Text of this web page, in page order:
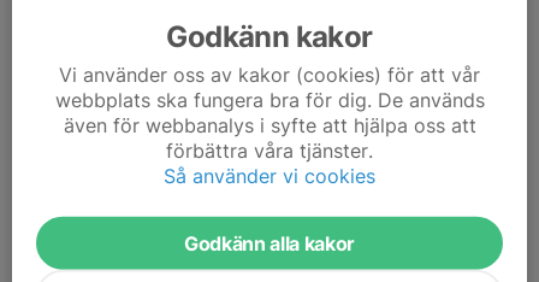
Fotbollsskola i Trehörningsjö!
När? Vecka 28. 6-8/7
Vart? Trehörningsjö, Kerstins udde IP
Ålder? 2020-2014
Mer information kommer om anmälan och datum.
Läs mer
Godkänn kakor
Vi använder oss av kakor (cookies) för att vår
webbplats ska fungera bra för dig. De används
även för webbanalys i syfte att hjälpa oss att
förbättra våra tjänster.
Så använder vi cookies
Godkänn alla kakor